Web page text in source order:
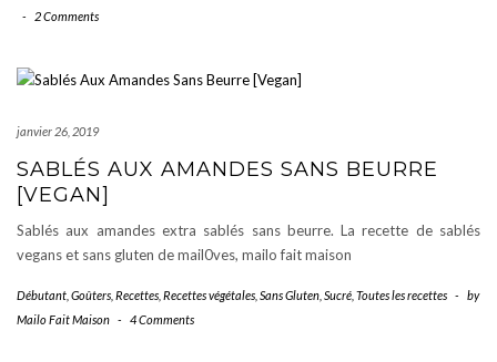
-
2 Comments
janvier 26, 2019
SABLÉS AUX AMANDES SANS BEURRE
[VEGAN]
Sablés aux amandes extra sablés sans beurre. La recette de sablés
vegans et sans gluten de mail0ves, mailo fait maison
Débutant Goûters Recettes Recettes végétales Sans Gluten Sucré Toutes les recettes -
by
Mailo Fait Maison - 4 Comments